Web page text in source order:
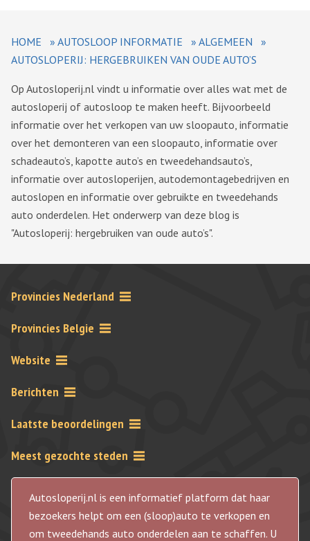
HOME » AUTOSLOOP INFORMATIE » ALGEMEEN
»
AUTOSLOPERIJ: HERGEBRUIKEN VAN OUDE AUTO’S
Op Autosloperij.nl vindt u informatie over alles wat met de
autosloperij of autosloop te maken heeft. Bijvoorbeeld
informatie over het verkopen van uw sloopauto, informatie
over het demonteren van een sloopauto, informatie over
schadeauto’s, kapotte auto’s en tweedehandsauto’s,
informatie over autosloperijen, autodemontagebedrijven en
autoslopen en informatie over gebruikte en tweedehands
auto onderdelen. Het onderwerp van deze blog is
"Autosloperij: hergebruiken van oude auto’s".
Provincies Nederland
Provincies Belgie
Website
Berichten
Laatste beoordelingen
Meest gezochte steden
Autosloperij.nl is een informatief platform dat haar
bezoekers helpt om een (sloop)auto te verkopen en
om tweedehands auto onderdelen aan te schaffen. U